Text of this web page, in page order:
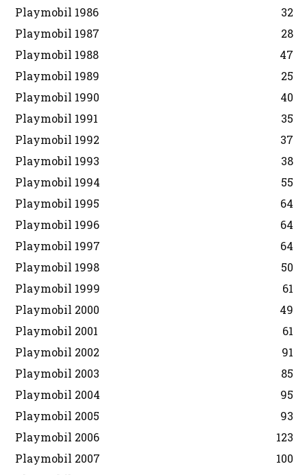
Playmobil 1986
32
Playmobil 1987
28
Playmobil 1988
47
Playmobil 1989
25
Playmobil 1990
40
Playmobil 1991
35
Playmobil 1992
37
Playmobil 1993
38
Playmobil 1994
55
Playmobil 1995
64
Playmobil 1996
64
Playmobil 1997
64
Playmobil 1998
50
Playmobil 1999
61
Playmobil 2000
49
Playmobil 2001
61
Playmobil 2002
91
Playmobil 2003
85
Playmobil 2004
95
Playmobil 2005
93
Playmobil 2006
123
Playmobil 2007
100